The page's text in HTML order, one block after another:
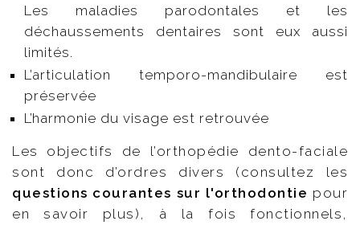
Les maladies parodontales et les
déchaussements dentaires sont eux aussi
limités.
L’articulation temporo-mandibulaire est
préservée
L’harmonie du visage est retrouvée
Les objectifs de l’orthopédie dento-faciale
sont donc d’ordres divers (consultez les
questions courantes sur l'orthodontie pour
en savoir plus), à la fois fonctionnels,